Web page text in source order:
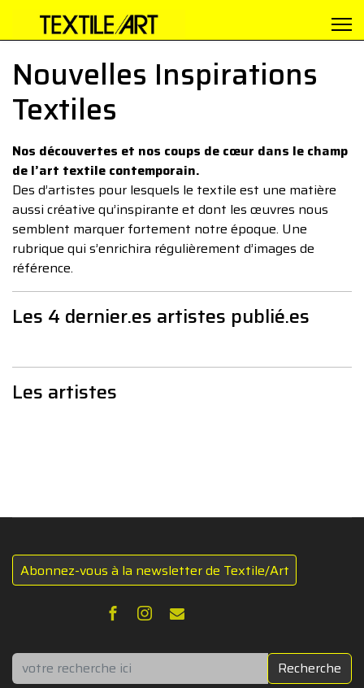
Nouvelles Inspirations
Textiles
Nos découvertes et nos coups de cœur dans le champ
de l’art textile contemporain.
Des d’artistes pour lesquels le textile est une matière
aussi créative qu’inspirante et dont les œuvres nous
semblent marquer fortement notre époque. Une
rubrique qui s’enrichira régulièrement d’images de
référence.
Les 4 dernier.es artistes publié.es
Les artistes
Abonnez-vous à la newsletter de Textile/Art
Rechercher Recherche